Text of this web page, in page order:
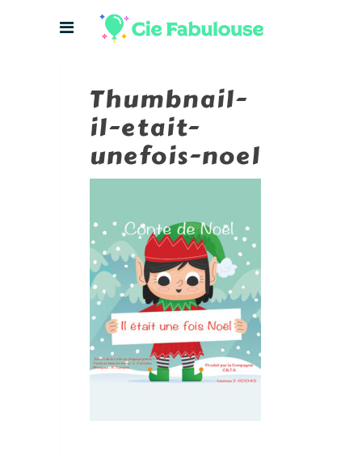
Thumbnail-
il-etait-
unefois-noel